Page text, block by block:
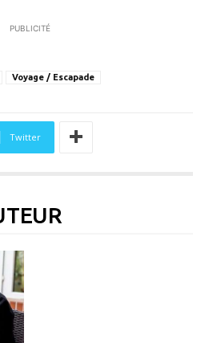
PUBLICITÉ
Voyage / Escapade
Twitter